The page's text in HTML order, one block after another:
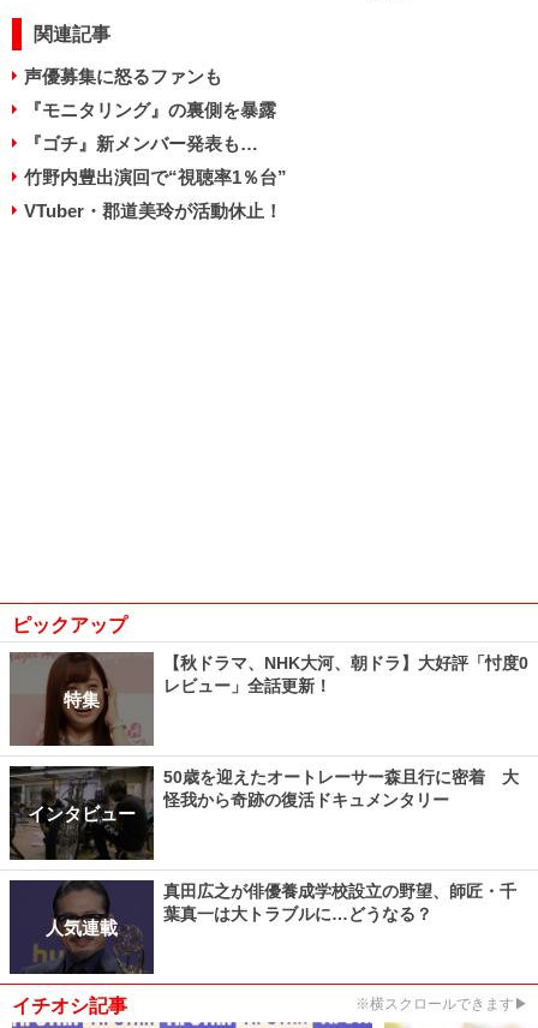
関連記事
声優募集に怒るファンも
『モニタリング』の裏側を暴露
『ゴチ』新メンバー発表も…
竹野内豊出演回で“視聴率1％台”
VTuber・郡道美玲が活動休止！
ピックアップ
特集
【秋ドラマ、NHK大河、朝ドラ】大好評「忖度0
レビュー」全話更新！
インタビュー
50歳を迎えたオートレーサー森且行に密着 大
怪我から奇跡の復活ドキュメンタリー
人気連載
真田広之が俳優養成学校設立の野望、師匠・千
葉真一は大トラブルに…どうなる？
イチオシ記事 ※横スクロールできます▶